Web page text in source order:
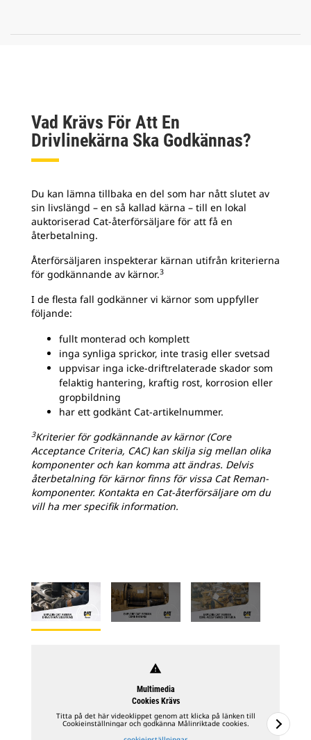
Vad Krävs För Att En
Drivlinekärna Ska Godkännas?
Du kan lämna tillbaka en del som har nått slutet av
sin livslängd – en så kallad kärna – till en lokal
auktoriserad Cat-återförsäljare för att få en
återbetalning.
Återförsäljaren inspekterar kärnan utifrån kriterierna
för godkännande av kärnor.3
I de flesta fall godkänner vi kärnor som uppfyller
följande:
fullt monterad och komplett
inga synliga sprickor, inte trasig eller svetsad
uppvisar inga icke-driftrelaterade skador som
felaktig hantering, kraftig rost, korrosion eller
gropbildning
har ett godkänt Cat-artikelnummer.
3Kriterier för godkännande av kärnor (Core
Acceptance Criteria, CAC) kan skilja sig mellan olika
komponenter och kan komma att ändras. Delvis
återbetalning för kärnor finns för vissa Cat Reman-
komponenter. Kontakta en Cat-återförsäljare om du
vill ha mer specifik information.
warning
Multimedia
Cookies Krävs
Titta på det här videoklippet genom att klicka på länken till
Cookieinställningar och godkänna Målinriktade cookies.